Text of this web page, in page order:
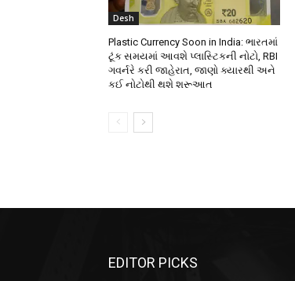
Desh
Plastic Currency Soon in India: ભારતમાં
ટૂંક સમયમાં આવશે પ્લાસ્ટિકની નોટો, RBI
ગવર્નરે કરી જાહેરાત, જાણો ક્યારથી અને
કઈ નોટોથી થશે શરૂઆત
EDITOR PICKS